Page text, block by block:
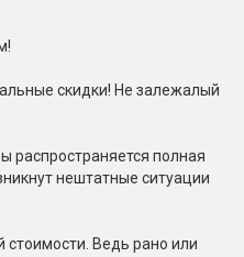
для
скидки! Не залежалый
распространяется полная
нештатные ситуации
стоимости. Ведь рано или